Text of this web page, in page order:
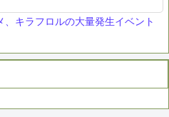
キラフロルの大量発生イベント